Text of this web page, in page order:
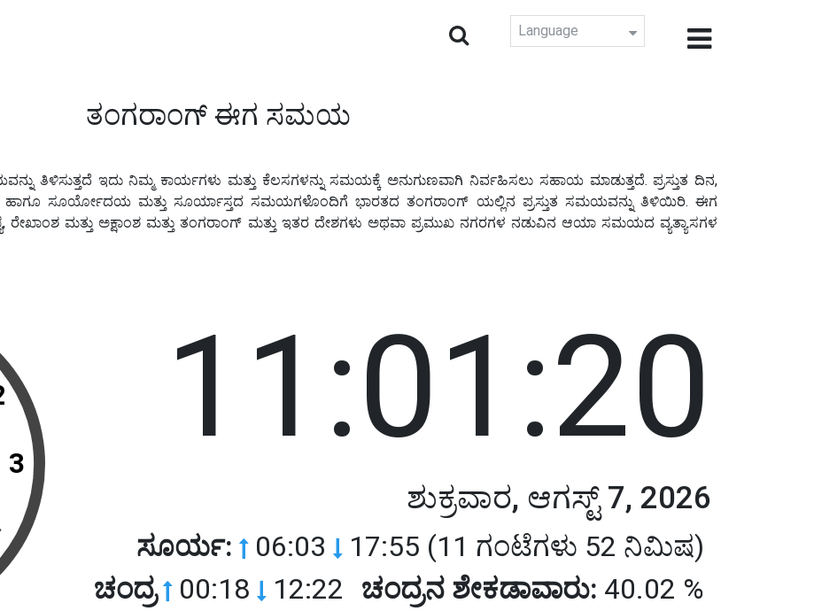
Language
ತಂಗರಾಂಗ್ ಈಗ ಸಮಯ
ತಿಳಿಸುತ್ತದೆ ಇದು ನಿಮ್ಮ ಕಾರ್ಯಗಳು ಮತ್ತು ಕೆಲಸಗಳನ್ನು ಸಮಯಕ್ಕೆ ಅನುಗುಣವಾಗಿ ನಿರ್ವಹಿಸಲು ಸಹಾಯ ಮಾಡುತ್ತದೆ. ಪ್ರಸ್ತುತ ದಿನ,
ಹಾಗೂ ಸೂರ್ಯೋದಯ ಮತ್ತು ಸೂರ್ಯಾಸ್ತದ ಸಮಯಗಳೊಂದಿಗೆ ಭಾರತದ ತಂಗರಾಂಗ್ ಯಲ್ಲಿನ ಪ್ರಸ್ತುತ ಸಮಯವನ್ನು ತಿಳಿಯಿರಿ. ಈಗ
ಮತ್ತು ಅಕ್ಷಾಂಶ ಮತ್ತು ತಂಗರಾಂಗ್ ಮತ್ತು ಇತರ ದೇಶಗಳು ಅಥವಾ ಪ್ರಮುಖ ನಗರಗಳ ನಡುವಿನ ಆಯಾ ಸಮಯದ ವ್ಯತ್ಯಾಸಗಳ
3 11:01:21
ಶುಕ್ರವಾರ, ಆಗಸ್ಟ್ 7, 2026
ಸೂರ್ಯ: 06:03 17:55 (11 ಗಂಟೆಗಳು 52 ನಿಮಿಷ)
ಚಂದ್ರ 00:18 12:22 ಚಂದ್ರನ ಶೇಕಡಾವಾರು: 40.02 %